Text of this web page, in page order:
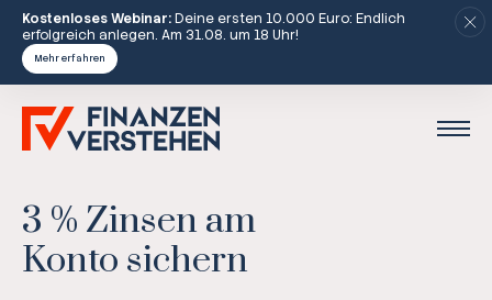
Kostenloses Webinar:Deine ersten 10.000 Euro: Endlich
erfolgreich anlegen. Am 31.08. um 18 Uhr!
Mehr erfahren
3 % Zinsen am
Konto sichern